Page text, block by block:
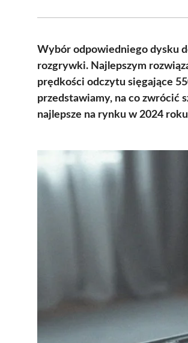
Wybór odpowiedniego dysku
rozgrywki. Najlepszym
prędkości odczytu sięgające
przedstawiamy, na co zwrócić
najlepsze na rynku w 2024